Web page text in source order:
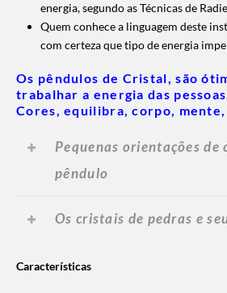
energia, segundo as Técnicas de
Quem conhece a linguagem deste
com certeza que tipo de energia
Os pêndulos de Cristal, são
trabalhar a energia das
Cores, equilibra, corpo,
Pequenas orientações de
pêndulo
Os cristais de pedras e
Características